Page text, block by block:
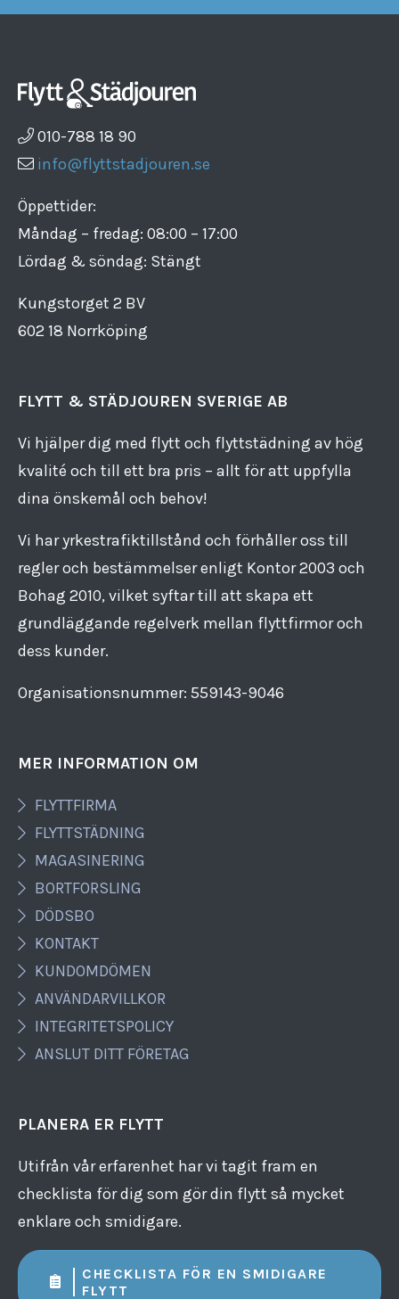
010-788 18 90
info@flyttstadjouren.se
Öppettider:
Måndag – fredag: 08:00 – 17:00
Lördag & söndag: Stängt
Kungstorget 2 BV
602 18 Norrköping
FLYTT & STÄDJOUREN SVERIGE AB
Vi hjälper dig med flytt och flyttstädning av hög
kvalité och till ett bra pris – allt för att uppfylla
dina önskemål och behov!
Vi har yrkestrafiktillstånd och förhåller oss till
regler och bestämmelser enligt Kontor 2003 och
Bohag 2010, vilket syftar till att skapa ett
grundläggande regelverk mellan flyttfirmor och
dess kunder.
Organisationsnummer: 559143​-​9046
MER INFORMATION OM
FLYTTFIRMA
FLYTTSTÄDNING
MAGASINERING
BORTFORSLING
DÖDSBO
KONTAKT
KUNDOMDÖMEN
ANVÄNDARVILLKOR
INTEGRITETSPOLICY
ANSLUT DITT FÖRETAG
PLANERA ER FLYTT
Utifrån vår erfarenhet har vi tagit fram en
checklista för dig som gör din flytt så mycket
enklare och smidigare.
CHECKLISTA FÖR EN SMIDIGARE
FLYTT